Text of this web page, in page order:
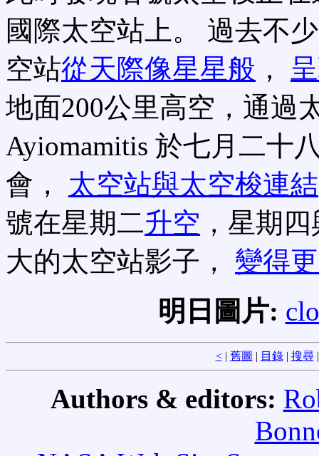
國際太空站上。 過去不
空站從天際像星星般 ，
地面200公里高空，通過
Ayiomamitis 於七月二十
會， 太空站與太空梭連結
號在星期二升空 ，星期
大的太空站影子， 變得
明日圖片:
<| 舊圖 | 目錄| 搜尋
Authors & editors: